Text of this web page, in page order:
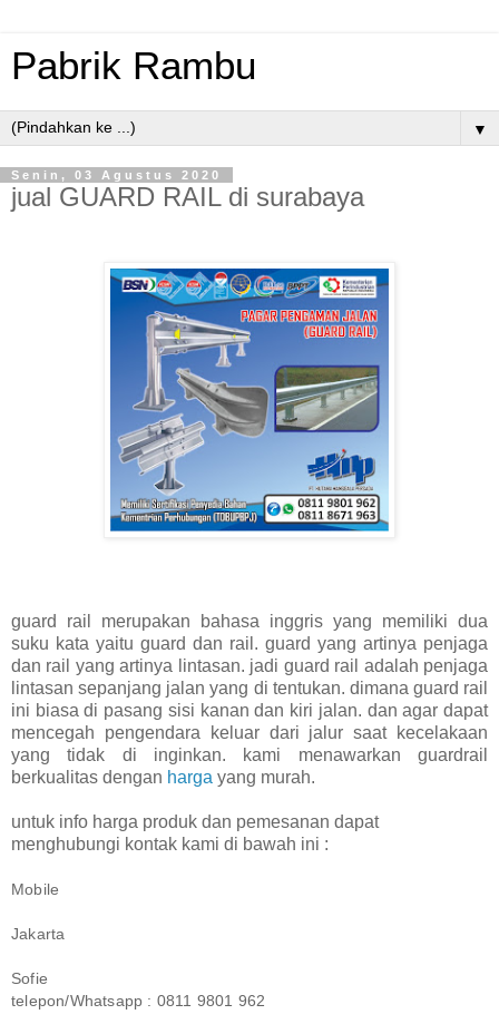
Pabrik Rambu
▼
Senin, 03 Agustus 2020
jual GUARD RAIL di surabaya
guard rail merupakan bahasa inggris yang memiliki dua
suku kata yaitu guard dan rail. guard yang artinya penjaga
dan rail yang artinya lintasan. jadi guard rail adalah penjaga
lintasan sepanjang jalan yang di tentukan. dimana guard rail
ini biasa di pasang sisi kanan dan kiri jalan. dan agar dapat
mencegah pengendara keluar dari jalur saat kecelakaan
yang tidak di inginkan. kami menawarkan guardrail
berkualitas dengan harga yang murah.
untuk info harga produk dan pemesanan dapat
menghubungi kontak kami di bawah ini :
Mobile
Jakarta
Sofie
telepon/Whatsapp : 0811 9801 962